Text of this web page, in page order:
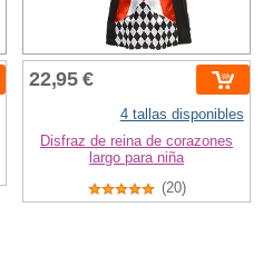
22,95 €
4 tallas disponibles
Disfraz de reina de corazones
largo para niña
(20)